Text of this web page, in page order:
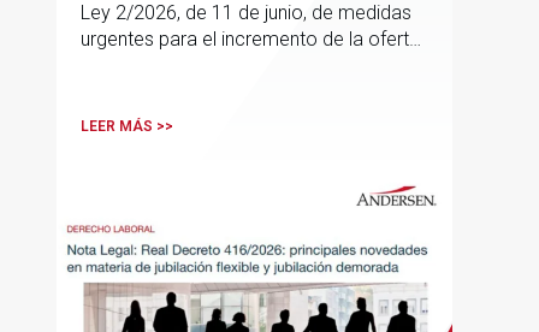
Ley 2/2026, de 11 de junio, de medidas
urgentes para el incremento de la oferta
LEER MÁS >>